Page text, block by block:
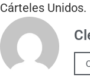
Cárteles Unidos.